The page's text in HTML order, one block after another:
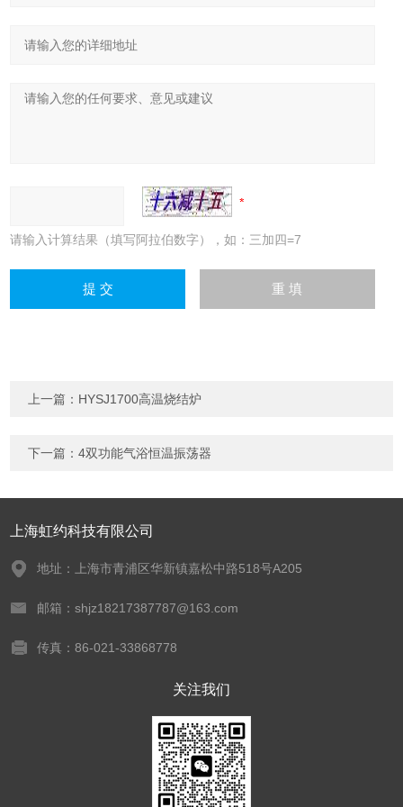
请输入计算结果（填写阿拉伯数字），如：三加四=7
上一篇： HYSJ1700高温烧结炉
下一篇：4双功能气浴恒温振荡器
上海虹约科技有限公司
地址：上海市青浦区华新镇嘉松中路518号A205
邮箱：shjz18217387787@163.com
传真：86-021-33868778
关注我们